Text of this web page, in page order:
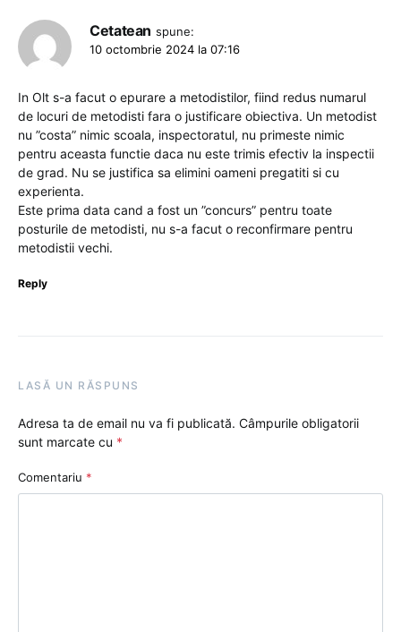
Cetatean spune:
10 octombrie 2024 la 07:16
In Olt s-a facut o epurare a metodistilor, fiind redus numarul
de locuri de metodisti fara o justificare obiectiva. Un metodist
nu ”costa” nimic scoala, inspectoratul, nu primeste nimic
pentru aceasta functie daca nu este trimis efectiv la inspectii
de grad. Nu se justifica sa elimini oameni pregatiti si cu
experienta.
Este prima data cand a fost un ”concurs” pentru toate
posturile de metodisti, nu s-a facut o reconfirmare pentru
metodistii vechi.
Reply
LASĂ UN RĂSPUNS
Adresa ta de email nu va fi publicată. Câmpurile obligatorii
sunt marcate cu *
Comentariu *